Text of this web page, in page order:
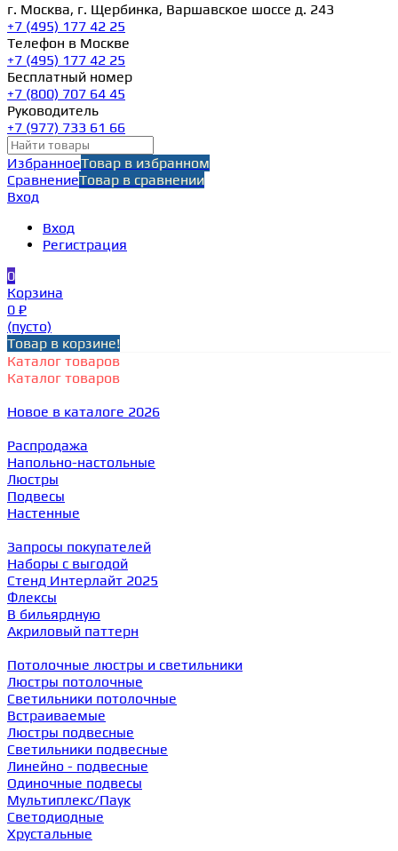
г. Москва, г. Щербинка, Варшавское шоссе д. 243
+7 (495) 177 42 25
Телефон в Москве
+7 (495) 177 42 25
Бесплатный номер
+7 (800) 707 64 45
Руководитель
+7 (977) 733 61 66
ИзбранноеТовар в избранном
СравнениеТовар в сравнении
Вход
Вход
Регистрация
0
Корзина
0 ₽
(пусто)
Товар в корзине!
Каталог товаров
Каталог товаров
Новое в каталоге 2026
Распродажа
Напольно-настольные
Люстры
Подвесы
Настенные
Запросы покупателей
Наборы с выгодой
Стенд Интерлайт 2025
Флексы
В бильярдную
Акриловый паттерн
Потолочные люстры и светильники
Люстры потолочные
Светильники потолочные
Встраиваемые
Люстры подвесные
Светильники подвесные
Линейно - подвесные
Одиночные подвесы
Мультиплекс/Паук
Светодиодные
Хрустальные